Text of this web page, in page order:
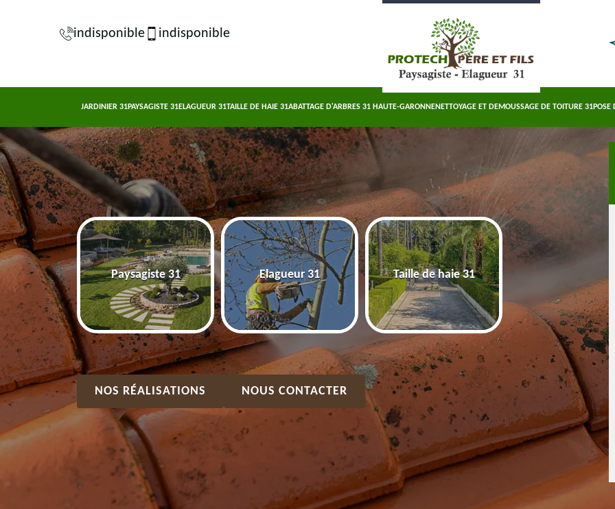
indisponible indisponible
JARDINIER 31PAYSAGISTE 31ELAGUEUR 31TAILLE DE HAIE 31ABATTAGE D'ARBRES 31 HAUTE-GARONNENETTOYAGE ET DEMOUSSAGE DE TOITURE 31POSE
31 Paysagiste 31 Elagueur 31 Taille de haie 31
Abattage d'arbres
Haute-Garonne
NOS RÉALISATIONS NOUS CONTACTER